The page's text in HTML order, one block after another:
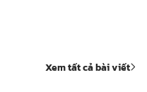
Xem tất cả bài viết